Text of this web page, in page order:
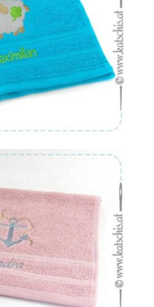
Von:€16.22
Von:€16.22